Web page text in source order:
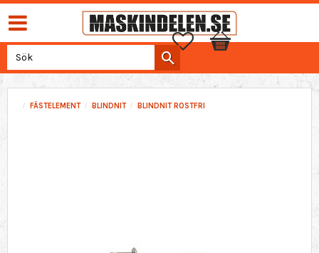
Favoriter
Kundvagn
FÄSTELEMENT BLINDNIT BLINDNIT ROSTFRI